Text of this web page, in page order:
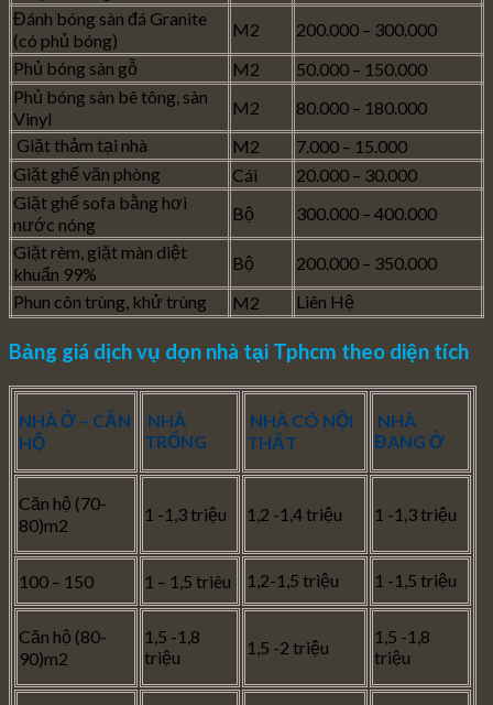
Đánh bóng sàn đá Granite
(có phủ bóng)
M2
200.000 – 300.000
Phủ bóng sàn gỗ
M2
50.000 – 150.000
Phủ bóng sàn bê tông, sàn
Vinyl
M2
80.000 – 180.000
Giặt thảm tại nhà
M2
7.000 – 15.000
Giặt ghế văn phòng
Cái
20.000 – 30.000
Giặt ghế sofa bằng hơi
nước nóng
Bộ
300.000 – 400.000
Giặt rèm, giặt màn diệt
khuẩn 99%
Bộ
200.000 – 350.000
Phun côn trùng, khử trùng
M2 Liên Hệ
Bảng giá dịch vụ dọn nhà tại Tphcm theo diện tích
NHÀ Ở – CĂN
HỘ
NHÀ
TRỐNG
NHÀ CÓ NỘI
THẤT
NHÀ
ĐANG Ở
Căn hộ (70-
80)m2
1 -1,3 triệu 1,2 -1,4 triệu 1 -1,3 triệu
100 – 150 1 – 1,5 triêu 1,2-1,5 triệu 1 -1,5 triệu
Căn hộ (80-
90)m2
1,5 -1,8
triệu
1,5 -2 triệu
1,5 -1,8
triệu